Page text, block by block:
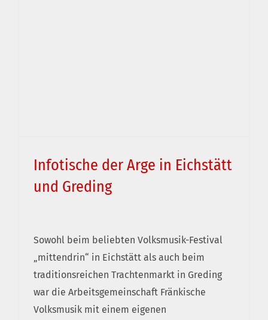
Infotische der Arge in Eichstätt
und Greding
Sowohl beim beliebten Volksmusik-Festival
„mittendrin“ in Eichstätt als auch beim
traditionsreichen Trachtenmarkt in Greding
war die Arbeitsgemeinschaft Fränkische
Volksmusik mit einem eigenen